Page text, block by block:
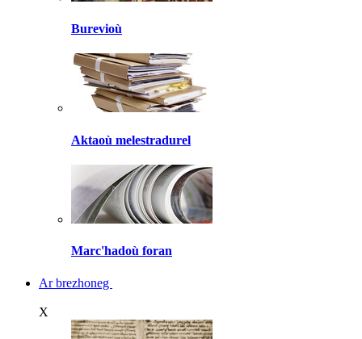
Burevioù
Aktaoù melestradurel
Marc'hadoù foran
Ar brezhoneg
X